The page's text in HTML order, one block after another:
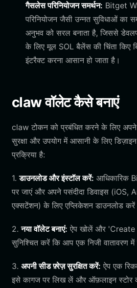
गैसलेस परिनियोजन समर्थन: Bitget
परिनियोजन जैसी उन्नत सुविधाओं का
अनुभव को सरल बनाता है, जिससे
के लिए मूल SOL बैलेंस की चिंता किए
इंटरैक्ट करना आसान हो जाता है।
claw वॉलेट कैसे बनाएं
claw टोकन को प्रबंधित करने के लिए
सुरक्षा और उपयोग में आसानी के लिए
प्रक्रिया है:
1.डाउनलोड और इंस्टॉल करें: आधिकारिक
पर जाएं और अपने पसंदीदा डिवाइस (iOS,
एक्सटेंशन) के लिए एप्लिकेशन डाउनलोड
2.नया वॉलेट बनाएं: ऐप खोलें और
सुनिश्चित करें कि आप एक निजी वातावरण में
3. अपनी सीड फ़्रेज़ सुरक्षित करें: ऐप एक
इसे कागज पर लिख लें और ऑफ़लाइन स्टोर